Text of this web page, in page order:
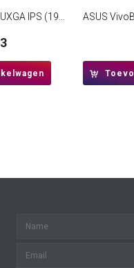
HP ProBook 4 G1i | 16” WUXGA IPS (1920×1200) | Intel Core Ultra 5 225U | 16GB DDR5 | 512GB SSD | W11 Professional